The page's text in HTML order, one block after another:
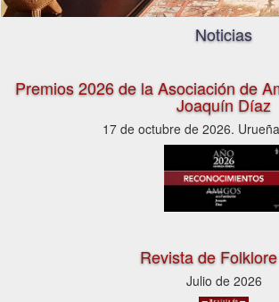
Noticias
Premios 2026 de la Asociación de
Joaquín Díaz
17 de octubre de 2026.
Revista de
Julio de 2026